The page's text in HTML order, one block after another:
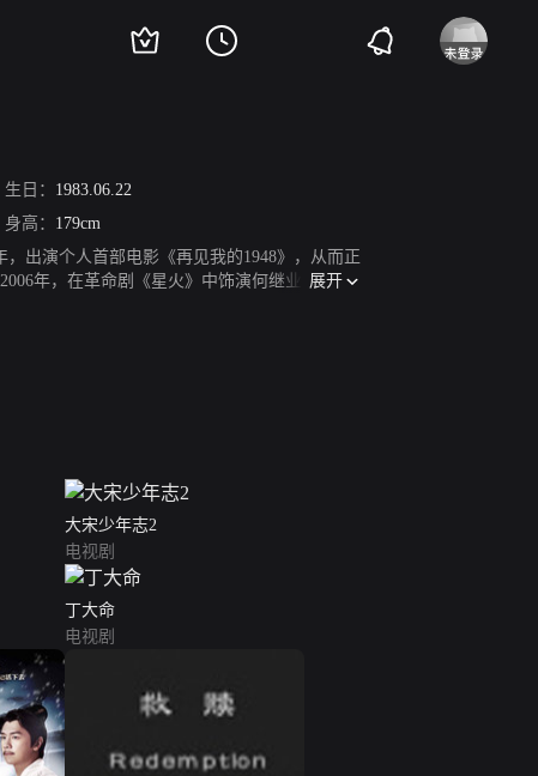
生日： 1983.06.22
身高： 179cm
出演个人首部电影《再见我的1948》，从而正
年，在革命剧《星火》中饰演何继业。2007
代情感剧《我们的八十年代》。2009年，出演
战争剧《我们的法兰西岁月》。2013年，主
》中饰演赢华，从而获得更多关注。2019年2
展开
大宋少年志2
电视剧
丁大命
电视剧